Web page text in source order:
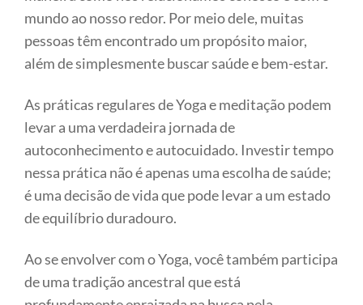
mundo ao nosso redor. Por meio dele, muitas
pessoas têm encontrado um propósito maior,
além de simplesmente buscar saúde e bem-estar.
As práticas regulares de Yoga e meditação podem
levar a uma verdadeira jornada de
autoconhecimento e autocuidado. Investir tempo
nessa prática não é apenas uma escolha de saúde;
é uma decisão de vida que pode levar a um estado
de equilíbrio duradouro.
Ao se envolver com o Yoga, você também participa
de uma tradição ancestral que está